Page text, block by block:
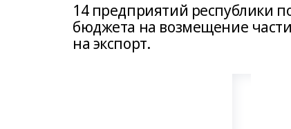
14 предприятий республики
бюджета на возмещение части
на экспорт.